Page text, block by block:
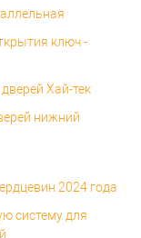
ключ -
Хай-тек
нижний
2024 года
систему для